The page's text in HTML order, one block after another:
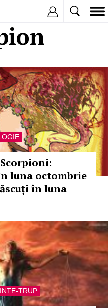
luna octombrie
în luna
TRUP